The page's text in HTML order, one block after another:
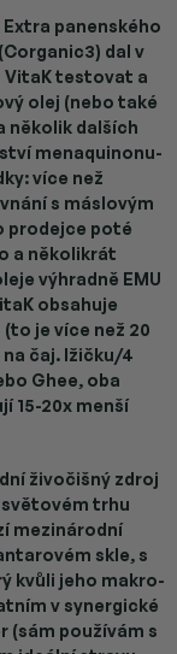
panenského
dal v
VitaK testovat a
olej (nebo také
několik dalších
menaquinonu-
více než
s máslovým
prodejce poté
a několikrát
výhradně EMU
obsahuje
(to je více než 20
čaj. lžičku/4
Ghee, oba
15-20x menší
živočišný zdroj
světovém trhu
mezinárodní
skle, s
kvůli jeho makro-
v synergické
(sám používám s